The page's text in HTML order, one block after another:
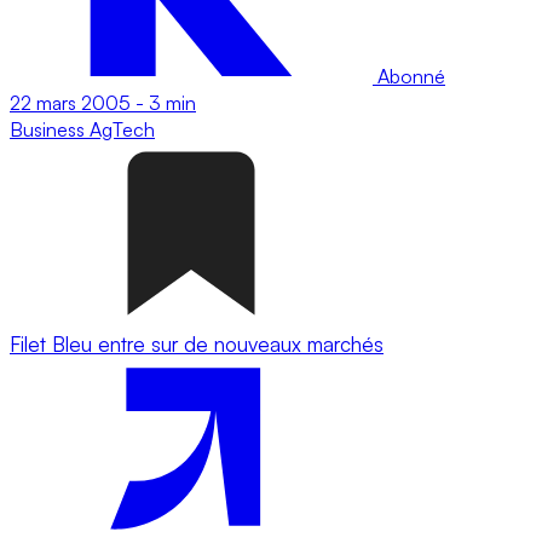
Abonné
22 mars 2005 - 3 min
Business AgTech
Filet Bleu entre sur de nouveaux marchés